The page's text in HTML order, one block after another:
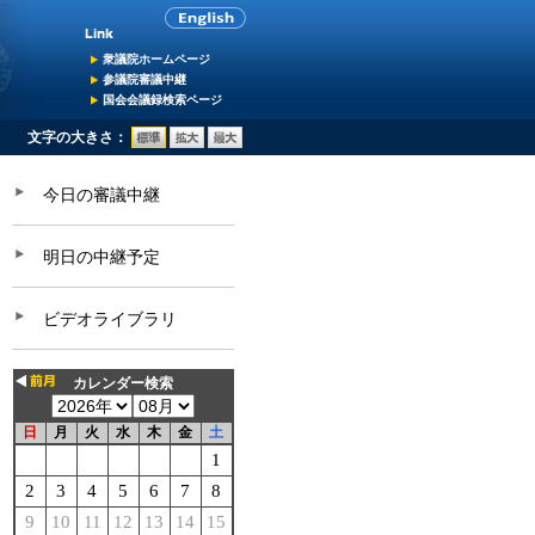
衆議院ホームページ
参議院審議中継
国会会議録検索ページ
文字の大きさ：
今日の審議中継
明日の中継予定
ビデオライブラリ
カレンダー検索
日 月 火 水 木 金 土
1
2
3 4 5 6 7
8
9
10 11 12 13 14
15